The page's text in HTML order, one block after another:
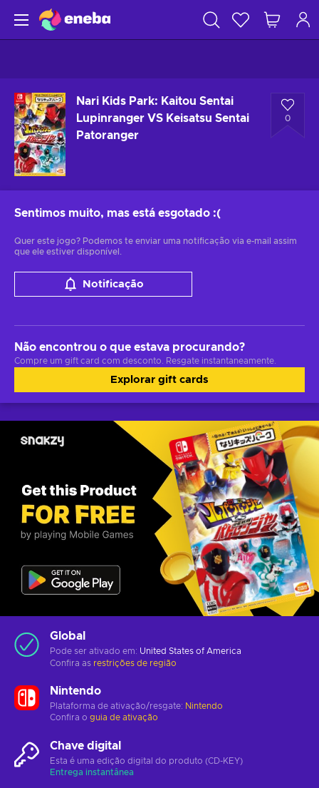
Nari Kids Park: Kaitou Sentai
Lupinranger VS Keisatsu Sentai
Patoranger
0
Sentimos muito, mas está esgotado :(
Quer este jogo? Podemos te enviar uma notificação via e-mail assim
que ele estiver disponível.
Notificação
Não encontrou o que estava procurando?
Compre um gift card com desconto. Resgate instantaneamente.
Explorar gift cards
Global
Pode ser ativado em: United States of America
Confira as restrições de região
Nintendo
Plataforma de ativação/resgate: Nintendo
Confira o guia de ativação
Chave digital
Esta é uma edição digital do produto (CD-KEY)
Entrega instantânea